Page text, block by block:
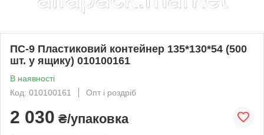
ПС-9 Пластиковий контейнер 135*130*54 (500
шт. у ящику) 010100161
В наявності
Код: 010100161
Опт і роздріб
2 030 ₴/упаковка